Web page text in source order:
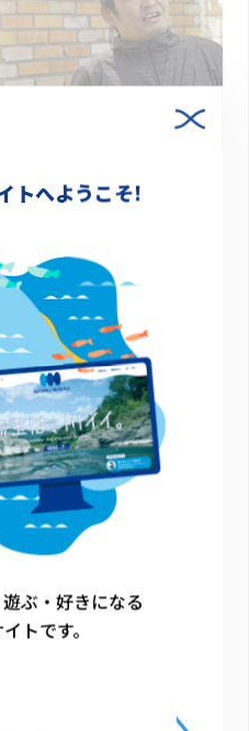
うに、唐沢川や福
れています。古郡
ような存在です
、深谷市高島という
アです。創業した大正
がなされておらず、し
復旧の面で川と深い関
トへようこそ!
ぶ・好きになる
トです。